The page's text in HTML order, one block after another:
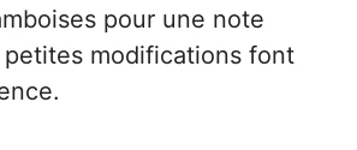
pour une note
modifications font